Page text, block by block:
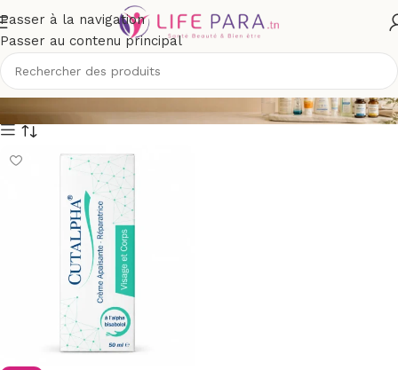
Passer à la navigation
Passer au contenu principal
SORANOS